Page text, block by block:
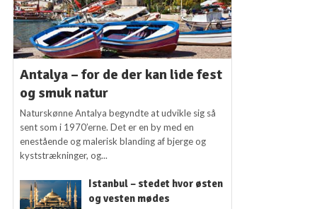
Antalya – for de der kan lide fest
og smuk natur
Naturskønne Antalya begyndte at udvikle sig så
sent som i 1970’erne. Det er en by med en
enestående og malerisk blanding af bjerge og
kyststrækninger, og...
Istanbul – stedet hvor østen
og vesten mødes